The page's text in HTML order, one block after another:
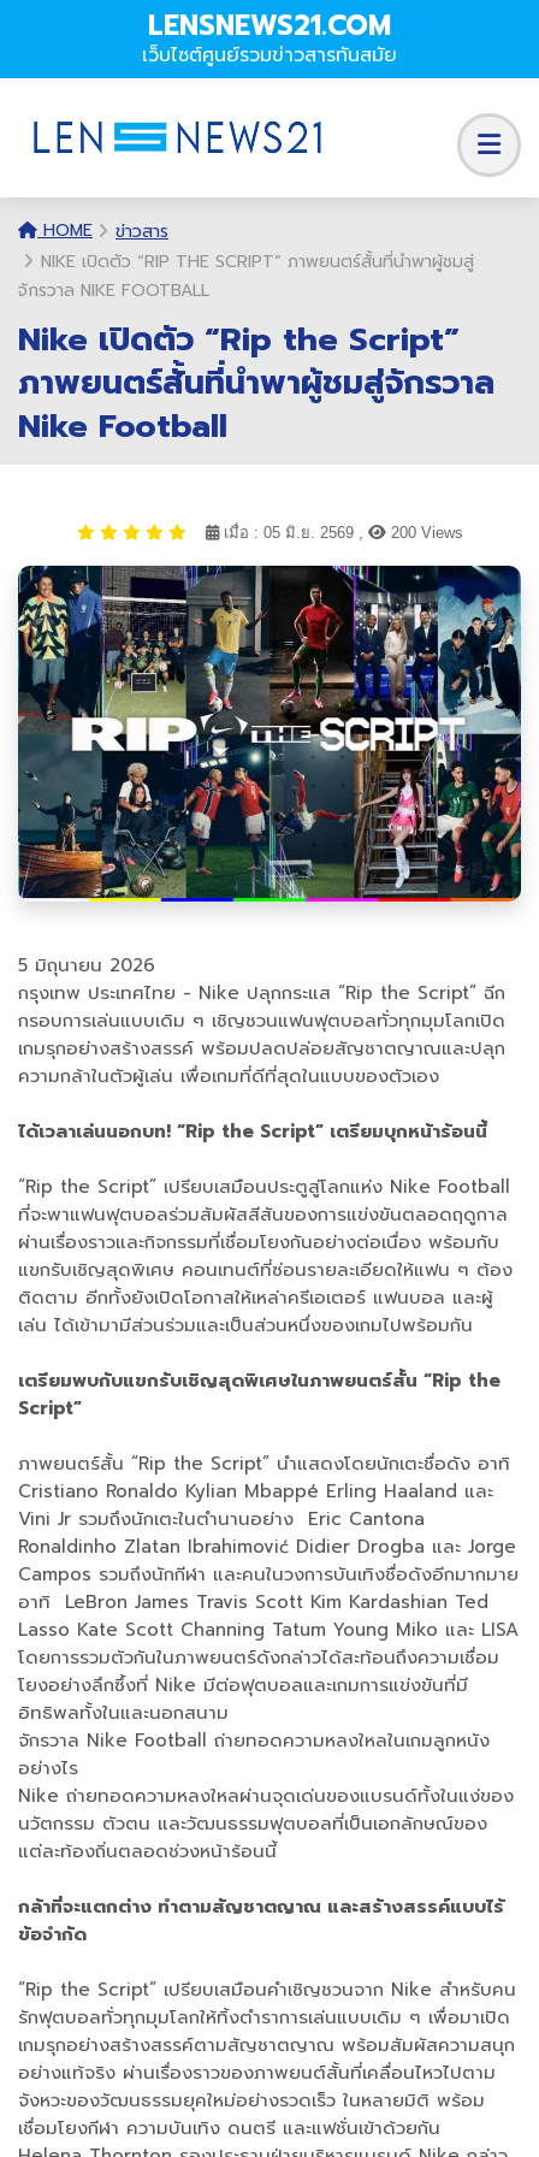
LENSNEWS21.COM
เว็บไซต์ศูนย์รวมข่าวสารทันสมัย
HOME
ข่าวสาร
NIKE เปิดตัว “RIP THE SCRIPT” ภาพยนตร์สั้นที่นำพาผู้ชมสู่
จักรวาล NIKE FOOTBALL
Nike เปิดตัว “Rip the Script”
ภาพยนตร์สั้นที่นำพาผู้ชมสู่จักรวาล
Nike Football
เมื่อ : 05 มิ.ย. 2569 , 200 Views
5 มิถุนายน 2026
กรุงเทพ ประเทศไทย - Nike ปลุกกระแส “Rip the Script” ฉีก
กรอบการเล่นแบบเดิม ๆ เชิญชวนแฟนฟุตบอลทั่วทุกมุมโลกเปิด
เกมรุกอย่างสร้างสรรค์ พร้อมปลดปล่อยสัญชาตญาณและปลุก
ความกล้าในตัวผู้เล่น เพื่อเกมที่ดีที่สุดในแบบของตัวเอง
ได้เวลาเล่นนอกบท! “Rip the Script” เตรียมบุกหน้าร้อนนี้
“Rip the Script” เปรียบเสมือนประตูสู่โลกแห่ง Nike Football
ที่จะพาแฟนฟุตบอลร่วมสัมผัสสีสันของการแข่งขันตลอดฤดูกาล
ผ่านเรื่องราวและกิจกรรมที่เชื่อมโยงกันอย่างต่อเนื่อง พร้อมกับ
แขกรับเชิญสุดพิเศษ คอนเทนต์ที่ซ่อนรายละเอียดให้แฟน ๆ ต้อง
ติดตาม อีกทั้งยังเปิดโอกาสให้เหล่าครีเอเตอร์ แฟนบอล และผู้
เล่น ได้เข้ามามีส่วนร่วมและเป็นส่วนหนึ่งของเกมไปพร้อมกัน
เตรียมพบกับแขกรับเชิญสุดพิเศษในภาพยนตร์สั้น “Rip the
Script”
ภาพยนตร์สั้น “Rip the Script” นำแสดงโดยนักเตะชื่อดัง อาทิ
Cristiano Ronaldo Kylian Mbappé Erling Haaland และ
Vini Jr รวมถึงนักเตะในตำนานอย่าง Eric Cantona
Ronaldinho Zlatan Ibrahimović Didier Drogba และ Jorge
Campos รวมถึงนักกีฬา และคนในวงการบันเทิงชื่อดังอีกมากมาย
อาทิ LeBron James Travis Scott Kim Kardashian Ted
Lasso Kate Scott Channing Tatum Young Miko และ LISA
โดยการรวมตัวกันในภาพยนตร์ดังกล่าวได้สะท้อนถึงความเชื่อม
โยงอย่างลึกซึ้งที่ Nike มีต่อฟุตบอลและเกมการแข่งขันที่มี
อิทธิพลทั้งในและนอกสนาม
จักรวาล Nike Football ถ่ายทอดความหลงใหลในเกมลูกหนัง
อย่างไร
Nike ถ่ายทอดความหลงใหลผ่านจุดเด่นของแบรนด์ทั้งในแง่ของ
นวัตกรรม ตัวตน และวัฒนธรรมฟุตบอลที่เป็นเอกลักษณ์ของ
แต่ละท้องถิ่นตลอดช่วงหน้าร้อนนี้
กล้าที่จะแตกต่าง ทำตามสัญชาตญาณ และสร้างสรรค์แบบไร้
ข้อจำกัด
“Rip the Script” เปรียบเสมือนคำเชิญชวนจาก Nike สำหรับคน
รักฟุตบอลทั่วทุกมุมโลกให้ทิ้งตำราการเล่นแบบเดิม ๆ เพื่อมาเปิด
เกมรุกอย่างสร้างสรรค์ตามสัญชาตญาณ พร้อมสัมผัสความสนุก
อย่างแท้จริง ผ่านเรื่องราวของภาพยนต์สั้นที่เคลื่อนไหวไปตาม
จังหวะของวัฒนธรรมยุคใหม่อย่างรวดเร็ว ในหลายมิติ พร้อม
เชื่อมโยงกีฬา ความบันเทิง ดนตรี และแฟชั่นเข้าด้วยกัน